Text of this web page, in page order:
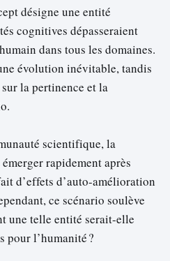
désigne une entité
cognitives dépasseraient
dans tous les domaines.
évolution inévitable, tandis
la pertinence et la
scientifique, la
rapidement après
d’effets d’auto-amélioration
ce scénario soulève
une telle entité serait-elle
pour l’humanité ?